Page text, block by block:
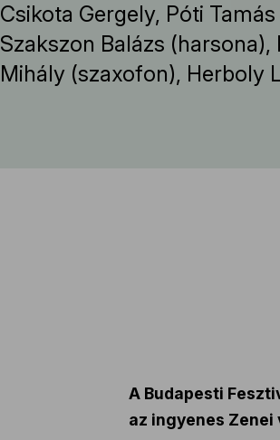
Csikota Gergely, Póti
Szakszon Balázs
Mihály (szaxofon), Herboly
A Budapesti
az ingyenes Zenei